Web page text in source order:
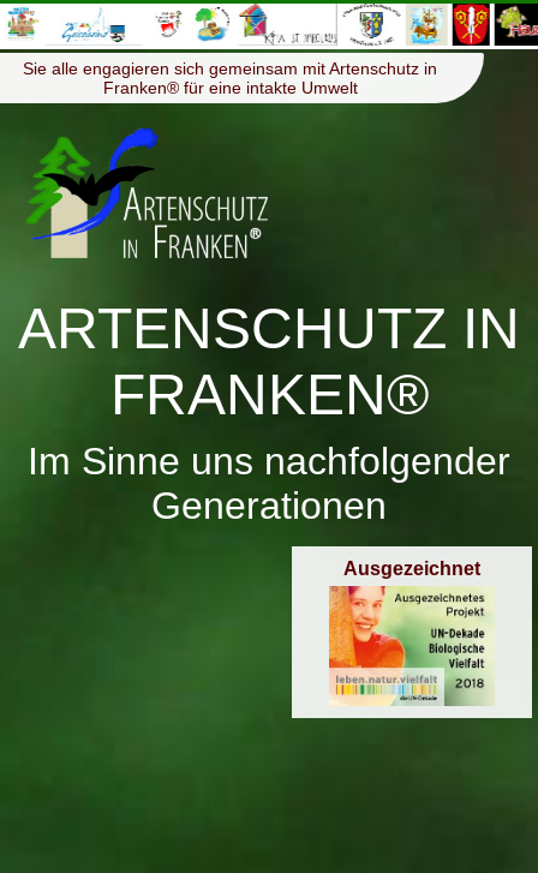
Menü ≡
Sie alle engagieren sich gemeinsam mit Artenschutz in
Franken® für eine intakte Umwelt
ARTENSCHUTZ IN
FRANKEN®
Im Sinne uns nachfolgender
Generationen
Ausgezeichnet